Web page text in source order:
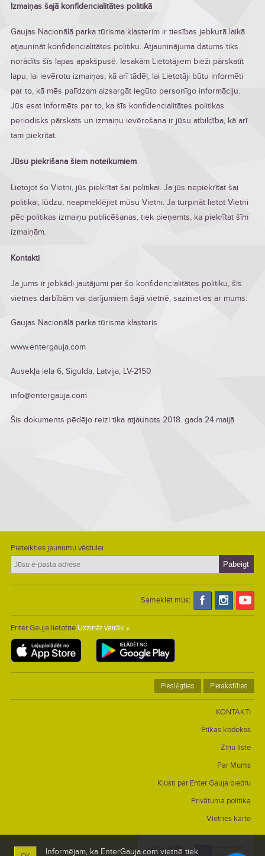
Izmaiņas šajā konfidencialitātes politikā
Gaujas Nacionālā parka tūrisma klasterim ir tiesības jebkurā laikā
atjaunināt konfidencialitātes politiku. Atjauninājuma datums tiks
norādīts šīs lapas apakšpusē. Iesakām Lietotājiem bieži pārskatīt
lapu, lai ievērotu izmaiņas, kā arī tādēļ, lai Lietotāji būtu informēti
par to, kā mēs palīdzam aizsargāt iegūto personīgo informāciju.
Jūs esat informēts par to, ka šīs konfidencialitātes politikas
periodisks pārskats un izmaiņu ievērošana ir jūsu atbildība, kā arī
tam piekrītat.
Jūsu piekrišana šiem noteikumiem
Lietojot šo Vietni, jūs piekrītat šai politikai. Ja jūs nepiekrītat šai
politikai, lūdzu, neapmeklējiet mūsu Vietni. Ja turpināt lietot Vietni
pēc politikas izmaiņu publicēšanas, tiek pieņemts, ka piekrītat šīm
izmaiņām.
Kontakti
Ja jums ir jebkādi jautājumi par šo konfidencialitātes politiku, šīs
vietnes darbībām vai darījumiem šajā vietnē, sazinieties ar mums:
Gaujas Nacionālā parka tūrisma klasteris
www.entergauja.com
Ausekļa iela 6, Sigulda, Latvija, LV-2150
info@entergauja.com
Šis dokuments pēdējo reizi tika atjaunots 2018. gada 24.maijā
Pieteikties jaunumu vēstulei
Sameklēt mūs:
Enter Gauja lietotne Uzzināt vairāk »
Pieslēgties Pierakstīties
KONTAKTI
Ētikas kodekss
Ziņu liste
Par Mums
Kļūsti par Enter Gauja biedru
Privātuma politika
Vietnes karte
Informējam, ka EnterGauja.com vietnē tiek